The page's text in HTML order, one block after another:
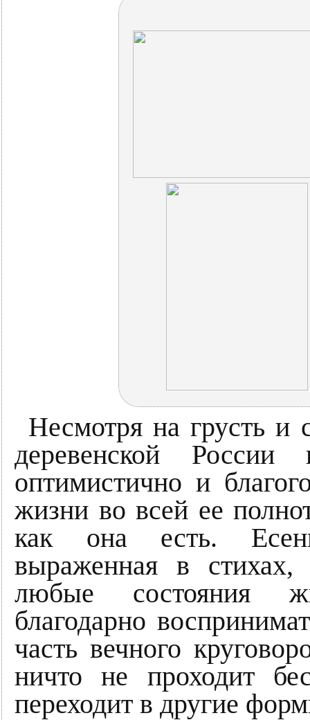
Несмотря на грусть и
деревенской России
оптимистично и
жизни во всей ее
как она есть.
выраженная в
любые состояния
благодарно
часть вечного
ничто не проходит
переходит в другие